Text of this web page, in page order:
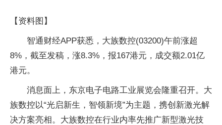
【资料图】
智通财经APP获悉，大族数控(03200)午前涨超
8%，截至发稿，涨8.3%，报167港元，成交额2.01亿
港元。
消息面上，东京电子电路工业展览会隆重召开。大
族数控以“光启新生，智领新境”为主题，携创新激光解
决方案亮相。大族数控在行业内率先推广新型激光技